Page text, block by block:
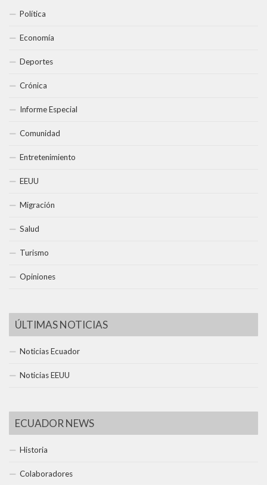
Política
Economía
Deportes
Crónica
Informe Especial
Comunidad
Entretenimiento
EEUU
Migración
Salud
Turismo
Opiniones
ÚLTIMAS NOTICIAS
Noticias Ecuador
Noticias EEUU
ECUADOR NEWS
Historia
Colaboradores